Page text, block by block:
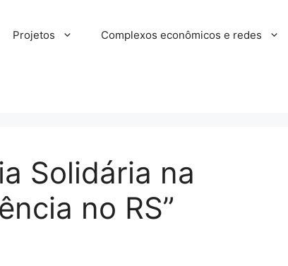
Projetos Complexos econômicos e redes
Solidária na
no RS”